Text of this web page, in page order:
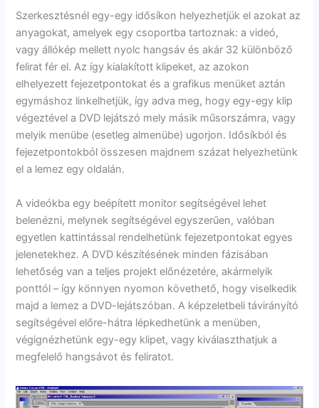
Szerkesztésnél egy-egy idősíkon helyezhetjük el azokat az
anyagokat, amelyek egy csoportba tartoznak: a videó,
vagy állókép mellett nyolc hangsáv és akár 32 különböző
felirat fér el. Az így kialakított klipeket, az azokon
elhelyezett fejezetpontokat és a grafikus menüket aztán
egymáshoz linkelhetjük, így adva meg, hogy egy-egy klip
végeztével a DVD lejátszó mely másik műsorszámra, vagy
melyik menübe (esetleg almenübe) ugorjon. Idősíkból és
fejezetpontokból összesen majdnem százat helyezhetünk
el a lemez egy oldalán.
A videókba egy beépített monitor segítségével lehet
belenézni, melynek segítségével egyszerűen, valóban
egyetlen kattintással rendelhetünk fejezetpontokat egyes
jelenetekhez. A DVD készítésének minden fázisában
lehetőség van a teljes projekt előnézetére, akármelyik
ponttól – így könnyen nyomon követhető, hogy viselkedik
majd a lemez a DVD-lejátszóban. A képzeletbeli távirányító
segítségével előre-hátra lépkedhetünk a menüben,
végignézhetünk egy-egy klipet, vagy kiválaszthatjuk a
megfelelő hangsávot és feliratot.